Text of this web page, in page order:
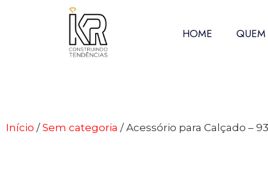
HOME
Início / Sem categoria / Acessório para Calçado –